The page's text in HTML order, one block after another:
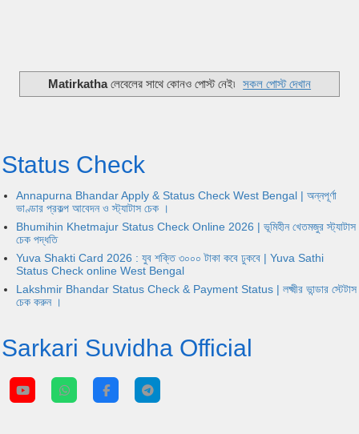
Matirkathaলেবেলের সাথে কোনও পোস্ট নেই৷ সকল পোস্ট দেখান
Status Check
Annapurna Bhandar Apply & Status Check West Bengal | অন্নপূর্ণা
ভাণ্ডার প্রকল্প আবেদন ও স্ট্যাটাস চেক ।
Bhumihin Khetmajur Status Check Online 2026 | ভূমিহীন খেতমজুর স্ট্যাটাস
চেক পদ্ধতি
Yuva Shakti Card 2026 : যুব শক্তি ৩০০০ টাকা কবে ঢুকবে | Yuva Sathi
Status Check online West Bengal
Lakshmir Bhandar Status Check & Payment Status | লক্ষ্মীর ভান্ডার স্টেটাস
চেক করুন ।
Sarkari Suvidha Official